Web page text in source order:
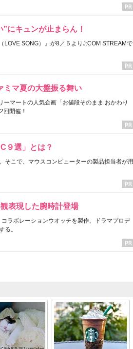
にキュンが止まらん！
LOVE SONG）』が8／５よりJ:COM STREAMで
ミマ夏の大盤振る舞い
マートの人気企画「お値段そのまま おかわり
開催！
９選」とは？
そこで、マウスコンピューターの製品担当者が用
表現した腕時計登場
ラボレーションウオッチを製作。ドラマプロデ
る。